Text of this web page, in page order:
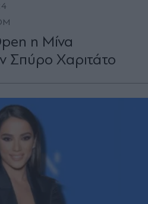
η Μίνα
Σπύρο Χαριτάτο